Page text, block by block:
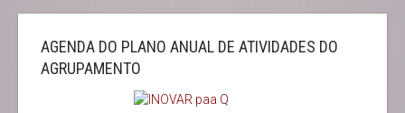
AGENDA DO PLANO ANUAL DE ATIVIDADES DO
AGRUPAMENTO